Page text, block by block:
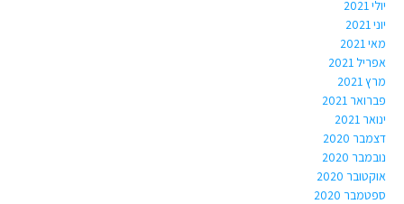
יולי 2021
יוני 2021
מאי 2021
אפריל 2021
מרץ 2021
פברואר 2021
ינואר 2021
דצמבר 2020
נובמבר 2020
אוקטובר 2020
ספטמבר 2020